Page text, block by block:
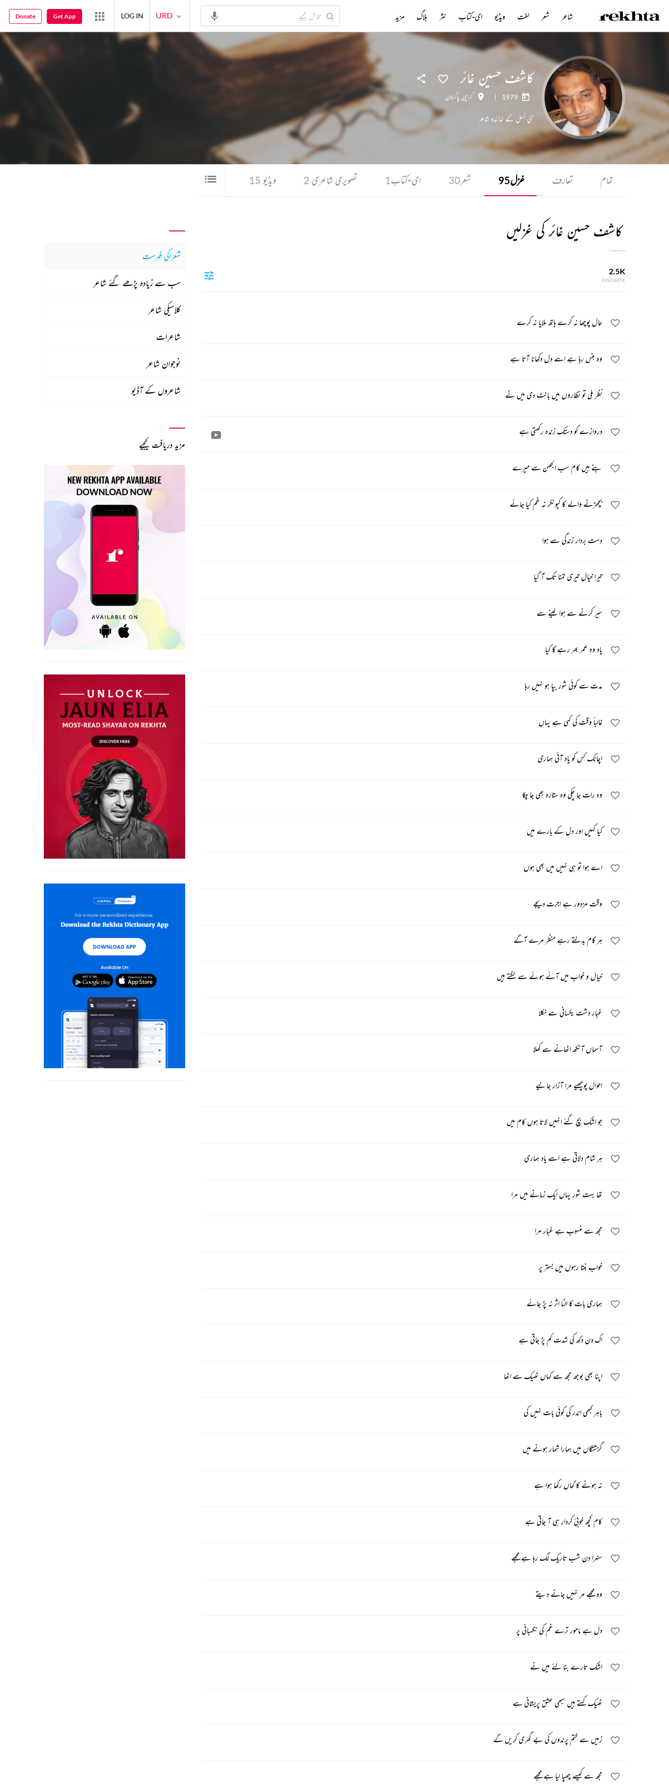
کاشف حسین غائر
1979
| کراچی, پاکستان
نئی نسل کے نمائندہ شاعر
تمام تعارف غزل95 شعر30 ای-کتاب1 تصویری شاعری 2 ویڈیو 15
کاشف حسین غائر کی غزلیں
2.5K
FAVORITE
حال پوچھا نہ کرے ہاتھ ملایا نہ کرے
وہ ہنس رہا ہے اسے دل دکھانا آتا ہے
نظر ملی تو نظاروں میں بانٹ دی میں نے
دروازے کو دستک زندہ رکھتی ہے
بنے ہیں کام سب الجھن سے میرے
بچھڑنے والے کا کیونکر نہ غم کیا جائے
دست بردار زندگی سے ہوا
تیرا خیال تیری تمنا تک آ گیا
سیر کرنے سے ہوا لینے سے
یاد وہ عمر بھر رہے گا کیا
مدت سے کوئی شور بپا ہو نہیں رہا
غالباً وقت کی کمی ہے یہاں
اچانک کس کو یاد آئی ہماری
وہ رات جا چکی وہ ستارہ بھی جا چکا
کیا کہیں اور دل کے بارے میں
اے ہوا تو ہی نہیں میں بھی ہوں
وقت مزدور ہے اجرت دیجے
ہر گام بدلتے رہے منظر مرے آگے
خیال و خواب میں آئے ہوئے سے لگتے ہیں
غبار دشت یکسانی سے نکلا
آسماں آنکھ اٹھانے سے کھلا
احوال پوچھیے مرا آزار جانیے
جو اشک بچ گئے انہیں لاتا ہوں کام میں
ہر شام دلاتی ہے اسے یاد ہماری
تھا بہت شور یہاں ایک زمانے میں مرا
مجھ سے منسوب ہے غبار مرا
خواب بنتا رہوں میں بستر پر
ہماری بات کا الٹا اثر نہ پڑ جائے
اک دن دکھ کی شدت کم پڑ جاتی ہے
اپنا بھی بوجھ مجھ سے کہاں ٹھیک سے اٹھا
باہر کبھی اندر کی کوئی بات نہیں کی
گزشتگاں میں ہمارا شمار ہونے میں
نہ ہونے کا گماں رکھا ہوا ہے
کام کچھ خوبیٔ کردار ہی آ جاتی ہے
سنہرا دن شب تاریک لگ رہا ہے مجھے
وہ مجھے مر نہیں جانے دیتے
دل ہے مامور ترے غم کی نگہبانی پر
اشک تارے بنا لئے میں نے
ٹھیک کہتے ہیں سبھی عشق پریشانی ہے
زمیں سے ختم پرندوں کی بے گھری کریں گے
مجھ سے کیسے چھپا لیا ہے مجھے
شعراکی فہرست
سب سے زیادہ پڑھے گئے شاعر
کلاسیکی شاعر
شاعرات
نوجوان شاعر
شاعروں کے آڈیو
مزید دریافت کیجیے
شاعر شعر لغت ویڈیو ای-کتاب نثر بلاگ مزید URD
LOG IN
Get App
Donate